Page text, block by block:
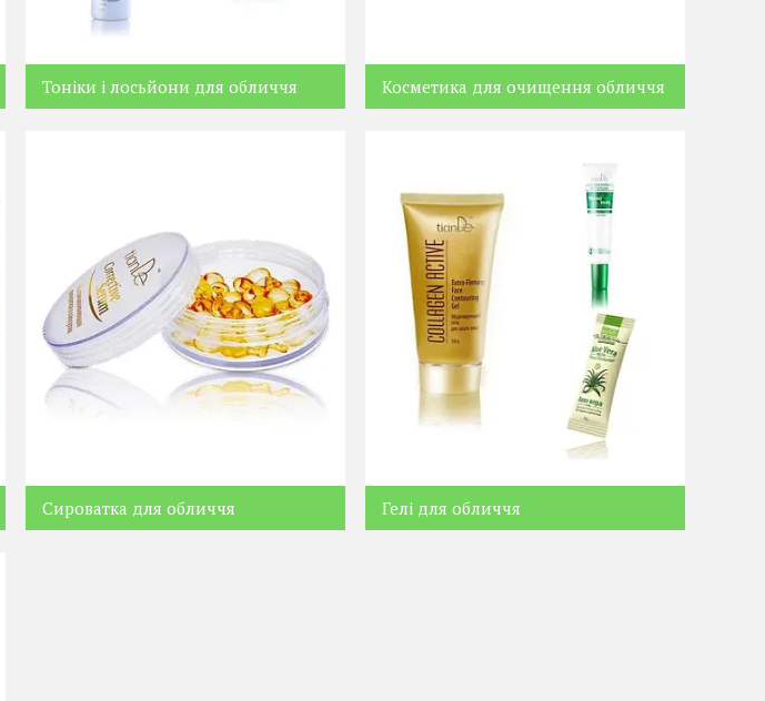
Тоніки і лосьйони для обличчя Косметика для очищення обличчя
Сироватка для обличчя Гелі для обличчя